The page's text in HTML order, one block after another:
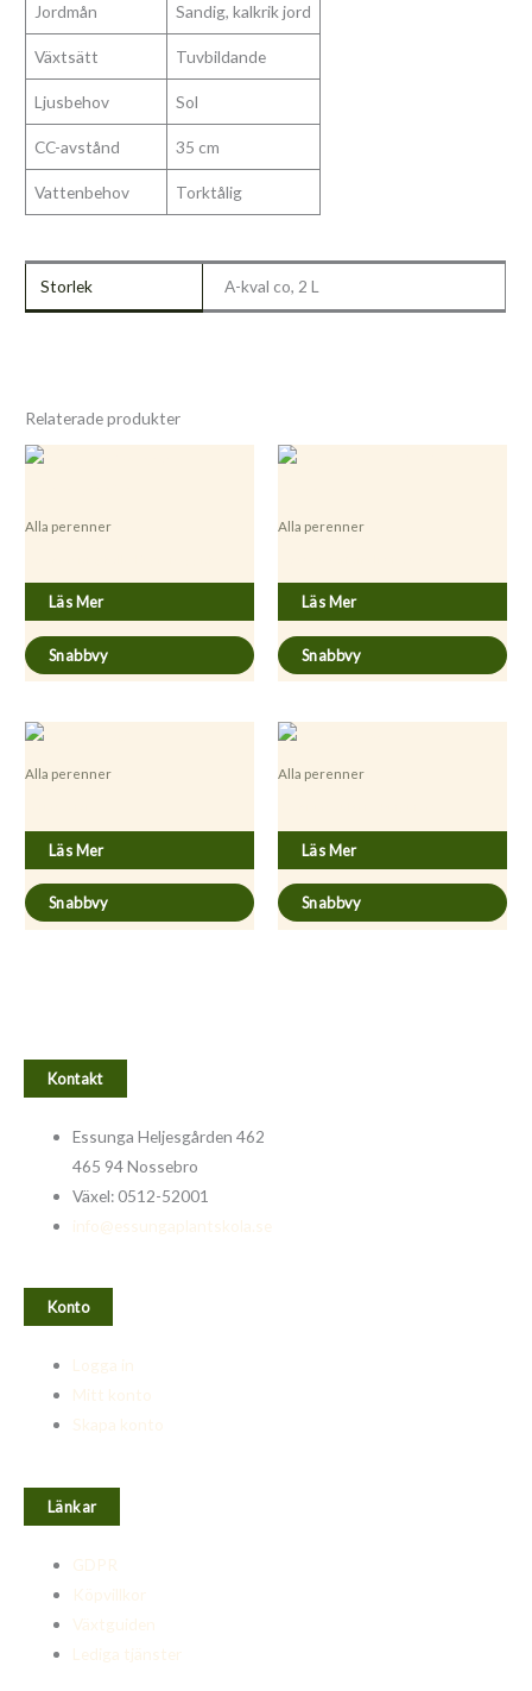
Jordmån Sandig, kalkrik jord
Växtsätt Tuvbildande
Ljusbehov Sol
CC-avstånd 35 cm
Vattenbehov Torktålig
Storlek A-kval co, 2 L
Relaterade produkter
Alla perenner
Läs Mer
Snabbvy
Alla perenner
Läs Mer
Snabbvy
Alla perenner
Läs Mer
Snabbvy
Alla perenner
Läs Mer
Snabbvy
Kontakt
Essunga Heljesgården 462
465 94 Nossebro
Växel: 0512-52001
info@essungaplantskola.se
Konto
Logga in
Mitt konto
Skapa konto
Länkar
GDPR
Köpvillkor
Växtguiden
Lediga tjänster